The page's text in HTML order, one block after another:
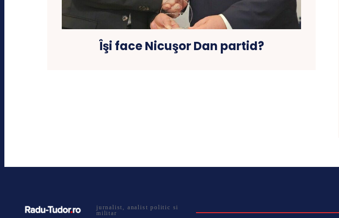
Îşi face Nicuşor Dan partid?
jurnalist, analist politic si
militar